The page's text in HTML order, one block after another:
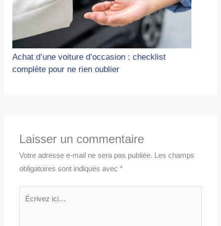
Achat d’une voiture d’occasion : checklist
complète pour ne rien oublier
Laisser un commentaire
Votre adresse e-mail ne sera pas publiée.
Les champs
obligatoires sont indiqués avec*